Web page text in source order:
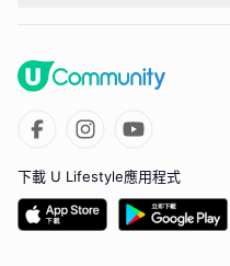
下載 U Lifestyle應用程式